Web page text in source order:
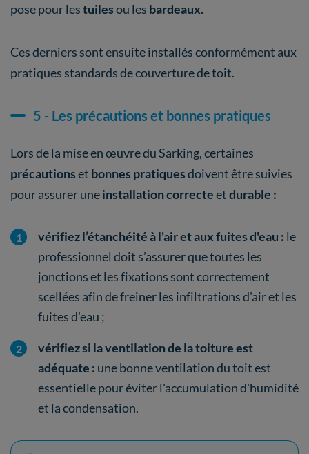
pose pour lestuilesou les bardeaux.
Ces derniers sont ensuite installés conformément aux
pratiques standards de couverture de toit.
5 - Les précautions et bonnes pratiques
Lors de la mise en œuvre du Sarking, certaines
précautionset bonnes pratiquesdoivent être suivies
pour assurer uneinstallation correcteetdurable :
vérifiez l’étanchéité à l'air et aux fuites d'eau : le
professionnel doit s’assurer que toutes les
jonctions et les fixations sont correctement
scellées afin de freiner les infiltrations d'air et les
fuites d'eau ;
vérifiez si la ventilation de la toiture est
adéquate : une bonne ventilation du toit est
essentielle pour éviter l'accumulation d'humidité
et la condensation.